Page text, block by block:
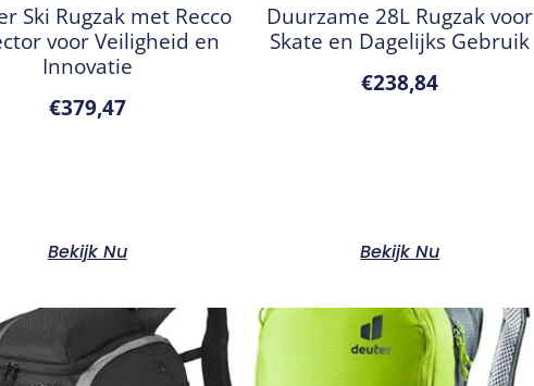
Ski Rugzak met Recco
voor Veiligheid en
Innovatie
€379,47
Bekijk Nu
Duurzame 28L Rugzak voor
Skate en Dagelijks Gebruik
€238,84
Bekijk Nu